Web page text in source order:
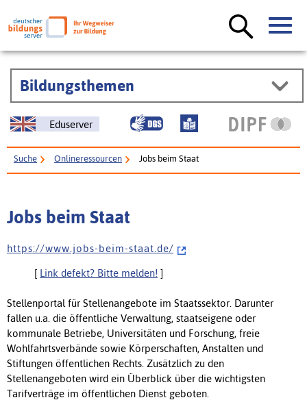
Bildungsthemen
Eduserver
Suche Onlineressourcen Jobs beim Staat
Jobs beim Staat
h t t p s : / / w w w . j o b s - b e i m - s t a a t . d e /
[ Link defekt? Bitte melden! ]
Stellenportal für Stellenangebote im Staatssektor. Darunter
fallen u.a. die öffentliche Verwaltung, staatseigene oder
kommunale Betriebe, Universitäten und Forschung, freie
Wohlfahrtsverbände sowie Körperschaften, Anstalten und
Stiftungen öffentlichen Rechts. Zusätzlich zu den
Stellenangeboten wird ein Überblick über die wichtigsten
Tarifverträge im öffentlichen Dienst geboten.